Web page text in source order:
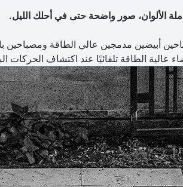
الألوان، صور واضحة حتى في أحلك الليل.
أبيضين مدمجين عالي الطاقة ومصباحين
عالية الطاقة تلقائيًا عند اكتشاف الحركات